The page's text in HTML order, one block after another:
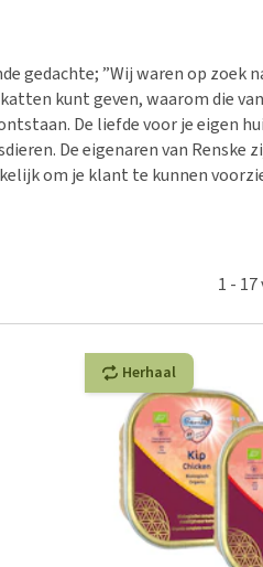
en conditie
pezen en botten
alles
Wat nu?
alles
gedachte; ”Wij waren op zoek
kunt geven, waarom die
De liefde voor je eigen
De eigenaren van Renske
om je klant te kunnen
1 - 17
Herhaal